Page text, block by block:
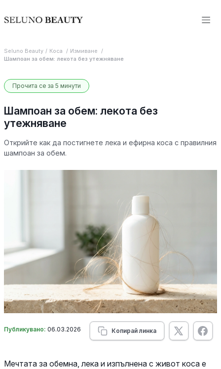
Seluno Beauty Коса
Измиване
Шампоан за обем: лекота без утежняване
Прочита се за 5 минути
Шампоан за обем: лекота без
утежняване
Открийте как да постигнете лека и ефирна коса с правилния
шампоан за обем.
Публикувано: 06.03.2026 Копирай линка
Мечтата за обемна, лека и изпълнена с живот коса е